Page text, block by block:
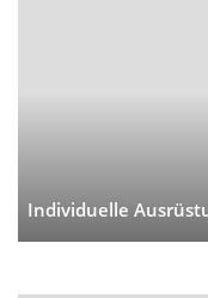
Individuelle